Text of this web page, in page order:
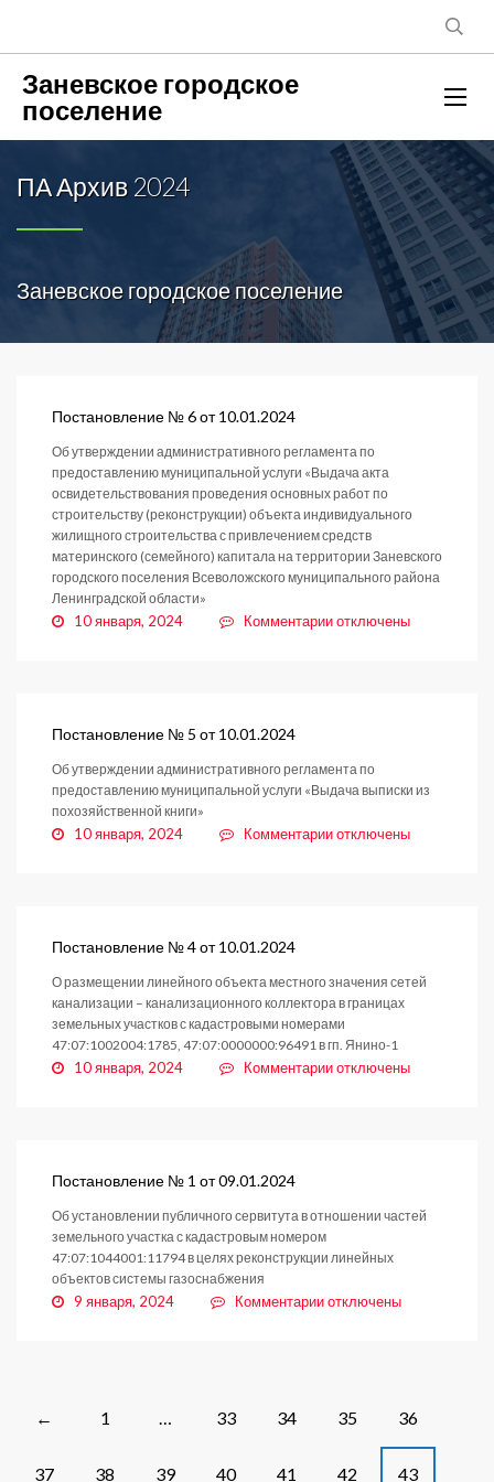
Заневское городское
поселение
ПА Архив 2024
Заневское городское поселение
Постановление № 6 от 10.01.2024
Об утверждении административного регламента по
предоставлению муниципальной услуги «Выдача акта
освидетельствования проведения основных работ по
строительству (реконструкции) объекта индивидуального
жилищного строительства с привлечением средств
материнского (семейного) капитала на территории Заневского
городского поселения Всеволожского муниципального района
Ленинградской области»
10 января, 2024 Комментариикотключены
Постановление № 5 от 10.01.2024
Об утверждении административного регламента по
предоставлению муниципальной услуги «Выдача выписки из
похозяйственной книги»
10 января, 2024 Комментариикотключены
Постановление № 4 от 10.01.2024
О размещении линейного объекта местного значения сетей
канализации – канализационного коллектора в границах
земельных участков с кадастровыми номерами
47:07:1002004:1785, 47:07:0000000:96491 в гп. Янино-1
10 января, 2024 Комментариикотключены
Постановление № 1 от 09.01.2024
Об установлении публичного сервитута в отношении частей
земельного участка с кадастровым номером
47:07:1044001:11794 в целях реконструкции линейных
объектов системы газоснабжения
9 января, 2024 Комментариикотключены
Posts
navigation
← 1 … 33 34 35 36
37 38 39 40 41 42 43